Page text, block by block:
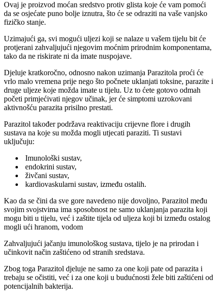
Ovaj je proizvod moćan sredstvo protiv glista koje će vam pomoći
da se osjećate puno bolje iznutra, što će se odraziti na vaše vanjsko
fizičko stanje.
Uzimajući ga, svi mogući uljezi koji se nalaze u vašem tijelu bit će
protjerani zahvaljujući njegovim moćnim prirodnim komponentama,
tako da ne riskirate ni da imate nuspojave.
Djeluje kratkoročno, odnosno nakon uzimanja Parazitola proći će
vrlo malo vremena prije nego što počnete uklanjati toksine, parazite i
druge uljeze koje možda imate u tijelu. Uz to ćete gotovo odmah
početi primjećivati ​​njegov učinak, jer će simptomi uzrokovani
aktivnošću parazita prisilno prestati.
Parazitol također podržava reaktivaciju crijevne flore i drugih
sustava na koje su možda mogli utjecati paraziti. Ti sustavi
uključuju:
Imunološki sustav,
endokrini sustav,
živčani sustav,
kardiovaskularni sustav, između ostalih.
Kao da se čini da sve gore navedeno nije dovoljno, Parazitol među
svojim svojstvima ima sposobnost ne samo uklanjanja parazita koji
mogu biti u tijelu, već i zaštite tijela od uljeza koji bi između ostalog
mogli ući hranom, vodom
Zahvaljujući jačanju imunološkog sustava, tijelo je na prirodan i
učinkovit način zaštićeno od stranih sredstava.
Zbog toga Parazitol djeluje ne samo za one koji pate od parazita i
trebaju se očistiti, već i za one koji u budućnosti žele biti zaštićeni od
potencijalnih bakterija.